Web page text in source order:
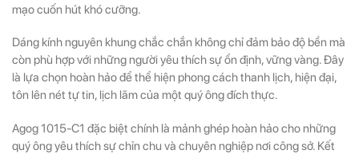
mạo cuốn hút khó cưỡng.
Dáng kính nguyên khung chắc chắn không chỉ đảm bảo độ bền mà
còn phù hợp với những người yêu thích sự ổn định, vững vàng. Đây
là lựa chọn hoàn hảo để thể hiện phong cách thanh lịch, hiện đại,
tôn lên nét tự tin, lịch lãm của một quý ông đích thực.
Agog 1015-C1 đặc biệt chính là mảnh ghép hoàn hảo cho những
quý ông yêu thích sự chỉn chu và chuyên nghiệp nơi công sở. Kết